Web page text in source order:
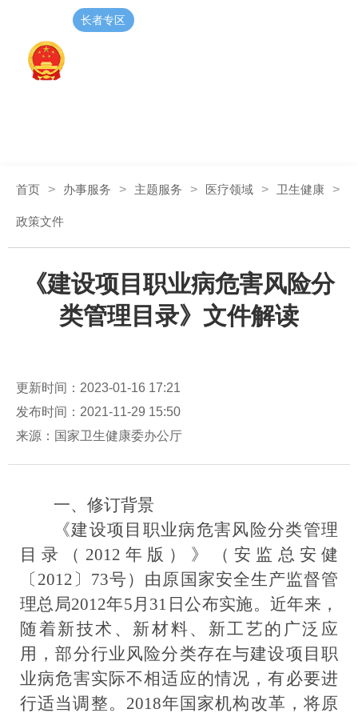
长者专区
首页 > 办事服务 > 主题服务 > 医疗领域 > 卫生健康
政策文件
《建设项目职业病危害风险分
类管理目录》文件解读
更新时间：2023-01-16 17:21
发布时间：2021-11-29 15:50
来源：国家卫生健康委办公厅
一、修订背景
《建设项目职业病危害风险分类管理
目录（ 2012年版）》（安监总安健
〔2012〕73号）由原国家安全生产监督管
理总局2012年5月31日公布实施。近年来，
随着新技术、新材料、新工艺的广泛应
用，部分行业风险分类存在与建设项目职
业病危害实际不相适应的情况，有必要进
行适当调整。 2018年国家机构改革，将原